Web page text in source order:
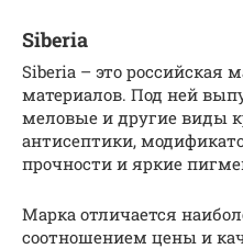
Siberia
Siberia – это российская
материалов. Под ней
меловые и другие виды
антисептики,
прочности и яркие
Марка отличается
соотношением цены и